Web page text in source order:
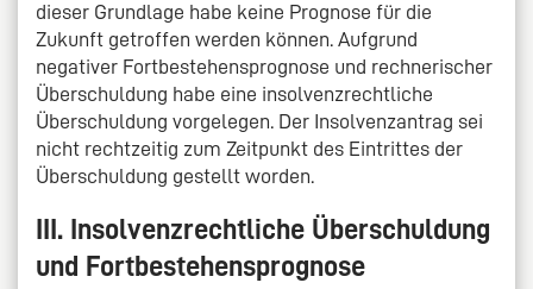
dieser Grundlage habe keine Prognose für die
Zukunft getroffen werden können. Aufgrund
negativer Fortbestehensprognose und rechnerischer
Überschuldung habe eine insolvenzrechtliche
Überschuldung vorgelegen. Der Insolvenzantrag sei
nicht rechtzeitig zum Zeitpunkt des Eintrittes der
Überschuldung gestellt worden.
III. Insolvenzrechtliche Überschuldung
und Fortbestehensprognose